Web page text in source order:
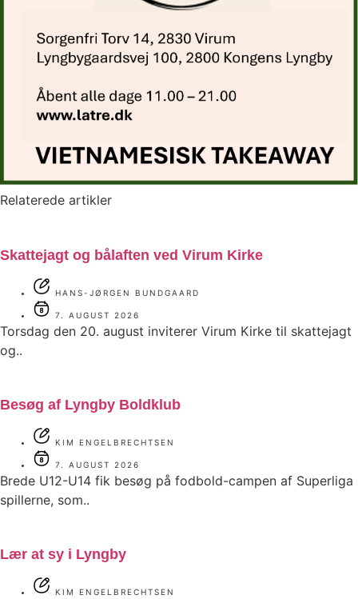
Relaterede artikler
Skattejagt og bålaften ved Virum Kirke
HANS-JØRGEN BUNDGAARD
7. AUGUST 2026
Torsdag den 20. august inviterer Virum Kirke til skattejagt
og..
Besøg af Lyngby Boldklub
KIM ENGELBRECHTSEN
7. AUGUST 2026
Brede U12-U14 fik besøg på fodbold-campen af Superliga
spillerne, som..
Lær at sy i Lyngby
KIM ENGELBRECHTSEN